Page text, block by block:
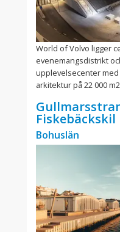
World of Volvo ligger
evenemangsdistrikt
upplevelsecenter
arkitektur på 22 000
Fiskebäckskil
Bohuslän